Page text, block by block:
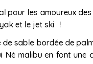
pour les amoureux
et le jet ski !
sable bordée de
Né malibu en font